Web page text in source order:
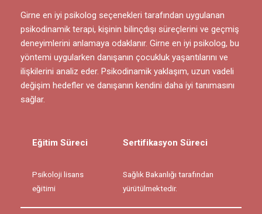
Girne en iyi psikolog seçenekleri tarafından uygulanan
psikodinamik terapi, kişinin bilinçdışı süreçlerini ve geçmiş
deneyimlerini anlamaya odaklanır. Girne en iyi psikolog, bu
yöntemi uygularken danışanın çocukluk yaşantılarını ve
ilişkilerini analiz eder. Psikodinamik yaklaşım, uzun vadeli
değişim hedefler ve danışanın kendini daha iyi tanımasını
sağlar.
Eğitim Süreci Sertifikasyon Süreci
Psikoloji lisans
eğitimi
Sağlık Bakanlığı tarafından
yürütülmektedir.